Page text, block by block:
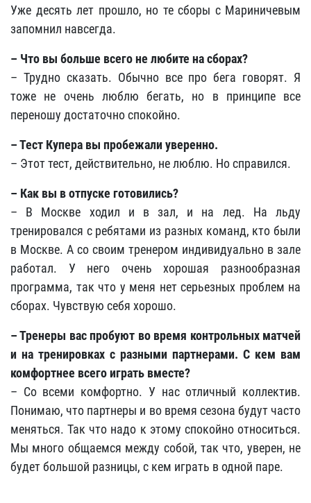
Уже десять лет прошло, но те сборы с Мариничевым
запомнил навсегда.
– Что вы больше всего не любите на сборах?
– Трудно сказать. Обычно все про бега говорят. Я
тоже не очень люблю бегать, но в принципе все
переношу достаточно спокойно.
– Тест Купера вы пробежали уверенно.
– Этот тест, действительно, не люблю. Но справился.
– Как вы в отпуске готовились?
– В Москве ходил и в зал, и на лед. На льду
тренировался с ребятами из разных команд, кто были
в Москве. А со своим тренером индивидуально в зале
работал. У него очень хорошая разнообразная
программа, так что у меня нет серьезных проблем на
сборах. Чувствую себя хорошо.
– Тренеры вас пробуют во время контрольных матчей
и на тренировках с разными партнерами. С кем вам
комфортнее всего играть вместе?
– Со всеми комфортно. У нас отличный коллектив.
Понимаю, что партнеры и во время сезона будут часто
меняться. Так что надо к этому спокойно относиться.
Мы много общаемся между собой, так что, уверен, не
будет большой разницы, с кем играть в одной паре.